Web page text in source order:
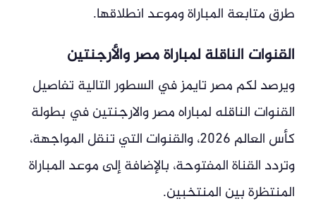
طرق متابعة المباراة وموعد انطلاقها.
القنوات الناقلة لمباراة مصر والأرجنتين
ويرصد لكم مصر تايمز في السطور التالية تفاصيل
القنوات الناقله لمباراه مصر والارجنتين في بطولة
كأس العالم 2026، والقنوات التي تنقل المواجهة،
وتردد القناة المفتوحة، بالإضافة إلى موعد المباراة
المنتظرة بين المنتخبين.